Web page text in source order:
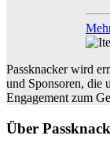
Passknacker wird
und Sponsoren, die
Engagement zum
Über